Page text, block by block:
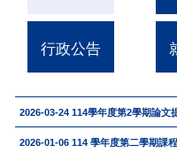
行政公告
2026-03-24 114學年度第2學期論文
2026-01-06 114 學年度第二學期課